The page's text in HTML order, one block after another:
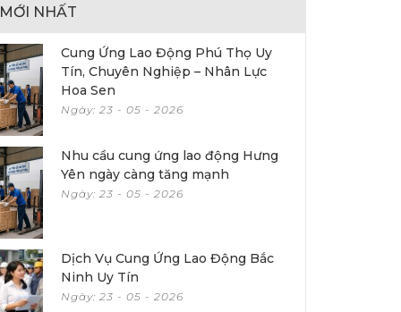
NHẤT
Cung Ứng Lao Động Phú Thọ Uy
Tín, Chuyên Nghiệp – Nhân Lực
Hoa Sen
Ngày: 23 - 05 - 2026
Nhu cầu cung ứng lao động Hưng
Yên ngày càng tăng mạnh
Ngày: 23 - 05 - 2026
Dịch Vụ Cung Ứng Lao Động Bắc
Ninh Uy Tín
Ngày: 23 - 05 - 2026